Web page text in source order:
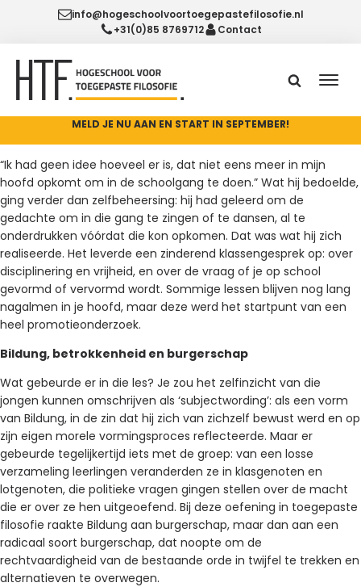
info@hogeschoolvoortoegepastefilosofie.nl
+31(0)85 8769712
Contact
MELD JE NU AAN EN START IN SEPTEMBER!
“Ik had geen idee hoeveel er is, dat niet eens meer in mijn
hoofd opkomt om in de schoolgang te doen.” Wat hij bedoelde,
ging verder dan zelfbeheersing: hij had geleerd om de
gedachte om in die gang te zingen of te dansen, al te
onderdrukken vóórdat die kon opkomen. Dat was wat hij zich
realiseerde. Het leverde een zinderend klassengesprek op: over
disciplinering en vrijheid, en over de vraag of je op school
gevormd of vervormd wordt. Sommige lessen blijven nog lang
nagalmen in je hoofd, maar deze werd het startpunt van een
heel promotieonderzoek.
Bildung, betrokkenheid en burgerschap
Wat gebeurde er in die les? Je zou het zelfinzicht van die
jongen kunnen omschrijven als ‘subjectwording’: als een vorm
van Bildung, in de zin dat hij zich van zichzelf bewust werd en op
zijn eigen morele vormingsproces reflecteerde. Maar er
gebeurde tegelijkertijd iets met de groep: van een losse
verzameling leerlingen veranderden ze in klasgenoten en
lotgenoten, die politieke vragen gingen stellen over de macht
die er over ze hen uitgeoefend. Bij deze oefening in toegepaste
filosofie raakte Bildung aan burgerschap, maar dan aan een
radicaal soort burgerschap, dat noopte om de
rechtvaardigheid van de bestaande orde in twijfel te trekken en
alternatieven te overwegen.